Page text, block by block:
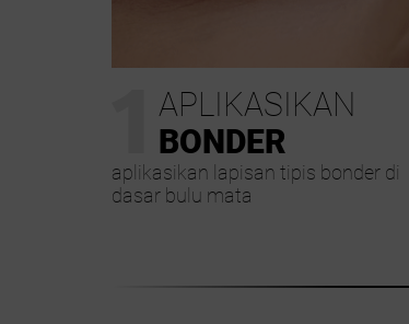
APLIKASIKAN
BONDER
aplikasikan lapisan tipis bonder di
dasar bulu mata